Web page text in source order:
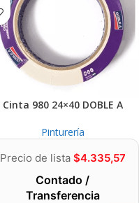
Cinta 980 24×40 DOBLE A
Pinturería
Precio de lista $4.335,57
Contado /
Transferencia